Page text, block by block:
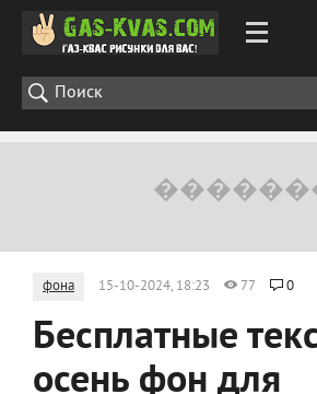
фона 15-10-2024, 18:23 77 0
Бесплатные
осень фон для